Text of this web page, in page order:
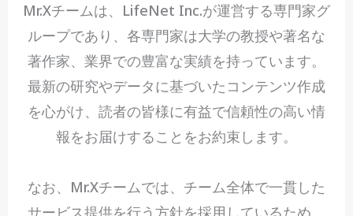
Mr.Xチームは、LifeNet Inc.が運営する専門家グ
ループであり、各専門家は大学の教授や著名な
著作家、業界での豊富な実績を持っています。
最新の研究やデータに基づいたコンテンツ作成
を心がけ、読者の皆様に有益で信頼性の高い情
報をお届けすることをお約束します。
なお、Mr.Xチームでは、チーム全体で一貫した
サービス提供を行う方針を採用しているため、